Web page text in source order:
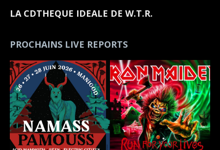
LA CDTHEQUE IDEALE DE W.T.R.
PROCHAINS LIVE REPORTS